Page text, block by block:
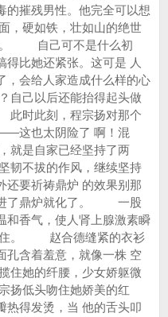
的摧残男性。他完全可以想
，硬如铁，壮如山的绝世
。 自己可不是什么初
得比她还紧张。这可是 人
，会给人家造成什么样的心
自己以后还能抬得起头做
时此刻，程宗扬对那个
这也太阴险了 啊！混
是自家已经坚持了两
韧不拔的作风，继续坚持
还要祈祷鼎炉 的效果别那
进了鼎炉就化了。 一股
和香气，使人肾上腺激素瞬
住。 赵合德缝紧的衣衫
孔含着羞意，就像一株 空
她的纤腰，少女娇躯微
低头吻住她娇美的红
热得发烫，当 他的舌头叩